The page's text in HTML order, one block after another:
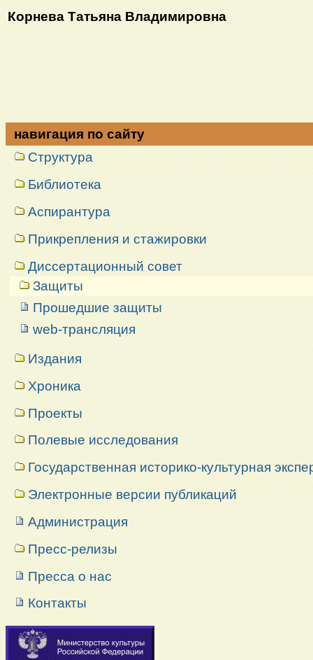
Корнева Татьяна Владимировна
навигация по сайту
Структура
Библиотека
Аспирантура
Прикрепления и стажировки
Диссертационный совет
Защиты
Прошедшие защиты
web-трансляция
Издания
Хроника
Проекты
Полевые исследования
Государственная историко-культурная
Электронные версии публикаций
Администрация
Пресс-релизы
Пресса о нас
Контакты